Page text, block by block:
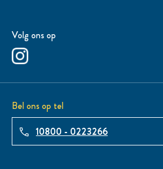
Volg ons op
Bel ons op tel
10800 - 0223266